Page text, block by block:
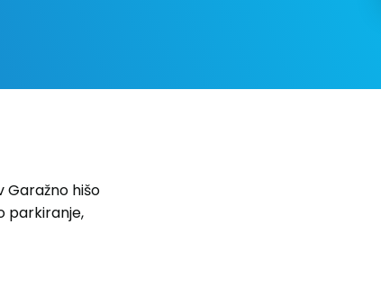
Garažno hišo
parkiranje,